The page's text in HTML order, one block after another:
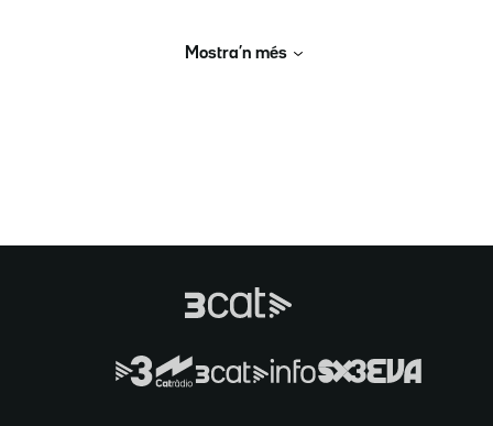
Mostra’n més